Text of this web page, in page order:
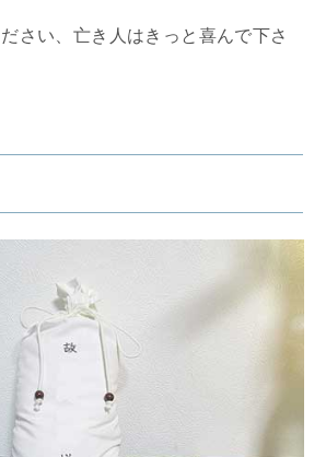
さい、亡き人はきっと喜んで下さ